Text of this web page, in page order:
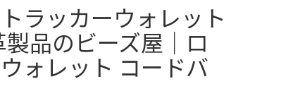
ラッカーウォレット
品のビーズ屋｜ロ
ォレット コードバ